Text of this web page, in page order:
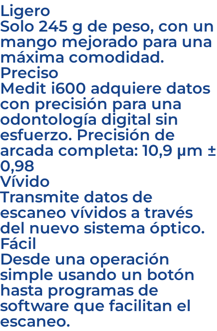
Ligero
Solo 245 g de peso, con un
mango mejorado para una
máxima comodidad.
Preciso
Medit i600 adquiere datos
con precisión para una
odontología digital sin
esfuerzo. Precisión de
arcada completa: 10,9 μm ±
0,98
Vívido
Transmite datos de
escaneo vívidos a través
del nuevo sistema óptico.
Fácil
Desde una operación
simple usando un botón
hasta programas de
software que facilitan el
escaneo.